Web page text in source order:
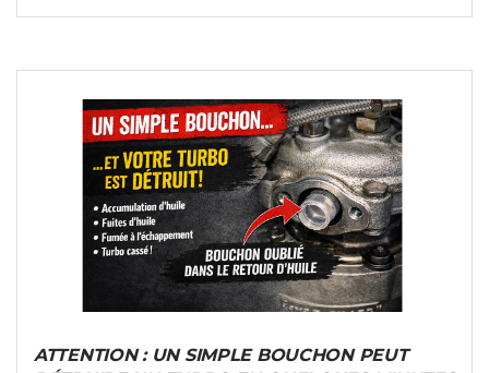
ATTENTION : UN SIMPLE BOUCHON PEUT